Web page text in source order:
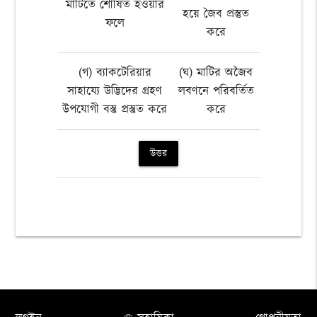
মাটিতে শোষিত হওয়ার
ফলে
হয়ে জৈব প্রস্তুত
করে
(গ) ব্যাকটেরিয়ার
সাহায্যে উদ্ভিদের গ্রহণ
উপযোগী বস্তু প্রস্তুত করে
(ঘ) মাটির অজৈব
লবণনে পরিবর্তিত
করে
উত্তর